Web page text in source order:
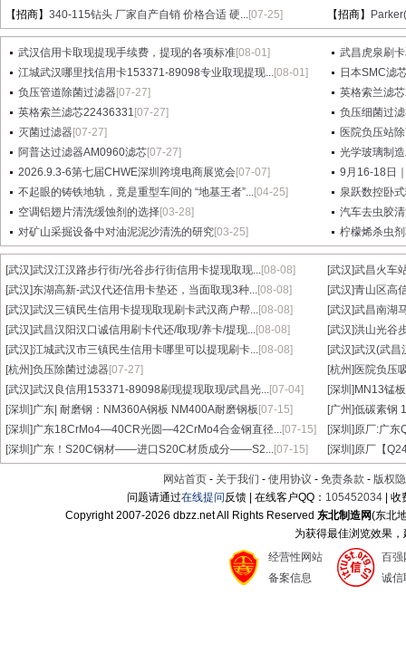
【招商】 340-115钻头 厂家自产自销 价格合适 硬...[07-25] 【招商】
武汉信用卡取现提现手续费，提现的各项标准[08-01]
武昌虎泉刷
江城武汉哪里找信用卡153371-89098专业取现提现...[08-01]
日本SMC滤
负压管道除菌过滤器[07-27]
英格索兰滤
英格索兰滤芯22436331 [07-27]
负压细菌过
灭菌过滤器[07-27]
医院负压站
阿普达过滤器AM0960滤芯[07-27]
光学玻璃制
2026.9.3-6第七届CHWE深圳跨境电商展览会[07-07]
9月16-18日
不起眼的铸铁地轨，竟是重型车间的 “地基王者”...[04-25]
泉跃数控卧
空调铝翅片清洗缓蚀剂的选择[03-28]
汽车去虫胶
对矿山采掘设备中对油泥泥沙清洗的研究[03-25] 柠檬烯杀虫
[武汉]武汉江汉路步行街/光谷步行街信用卡提现取现...[08-08] [武汉]武昌火车
[武汉]东湖高新-武汉代还信用卡垫还，当面取现3种...[08-08] [武汉]青山区高
[武汉]武汉三镇民生信用卡提现取现刷卡武汉商户帮...[08-08] [武汉]武昌南湖
[武汉]武昌汉阳汉口诚信用刷卡代还/取现/养卡/提现...[08-08] [武汉]洪山光谷
[武汉]江城武汉市三镇民生信用卡哪里可以提现刷卡...[08-08] [武汉]武汉(武昌
[杭州]负压除菌过滤器[07-27] [杭州] 医院负压
[武汉]武汉良信用153371-89098刷现提现取现/武昌光...[07-04] [深圳] MN13锰
[深圳]广东| 耐磨钢：NM360A钢板 NM400A耐磨钢板 [07-15] [广州]低碳素钢
[深圳]广东18CrMo4—40CR光圆—42CrMo4合金钢直径...[07-15] [深圳]原厂:广东
[深圳]广东！S20C钢材——进口S20C材质成分——S2...[07-15] [深圳]原厂【
网站首页 - 关于我们 - 使用协议 - 免责条款 - 版权
问题请通过在线提问反馈 | 在线客户QQ： 105452034 |
Copyright 2007-2026 dbzz.net All Rights Reserved东北制造网(东北
为获得最佳浏览效果
经营性网站
备案信息
百强
诚信